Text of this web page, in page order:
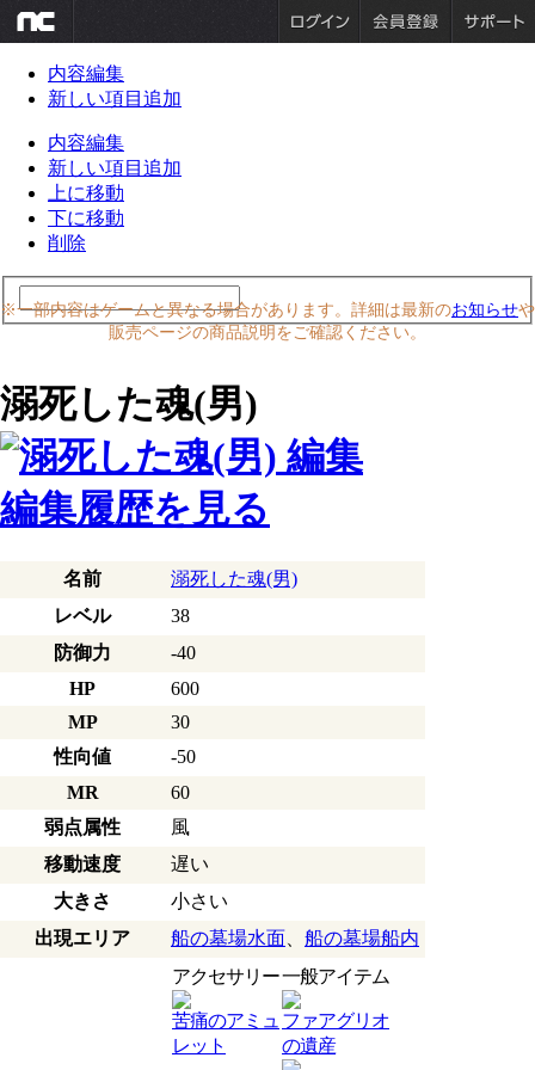
内容編集
新しい項目追加
内容編集
新しい項目追加
上に移動
下に移動
削除
※一部内容はゲームと異なる場合があります。詳細は最新のお知らせや
販売ページの商品説明をご確認ください。
溺死した魂(男)
編集履歴を見る
名前
溺死した魂(男)
レベル
38
防御力
-40
HP
600
MP
30
性向値
-50
MR
60
弱点属性
風
移動速度
遅い
大きさ
小さい
出現エリア
船の墓場水面
船の墓場船内
アクセサリー
苦痛のアミュ
レット
一般アイテム
ファアグリオ
の遺産